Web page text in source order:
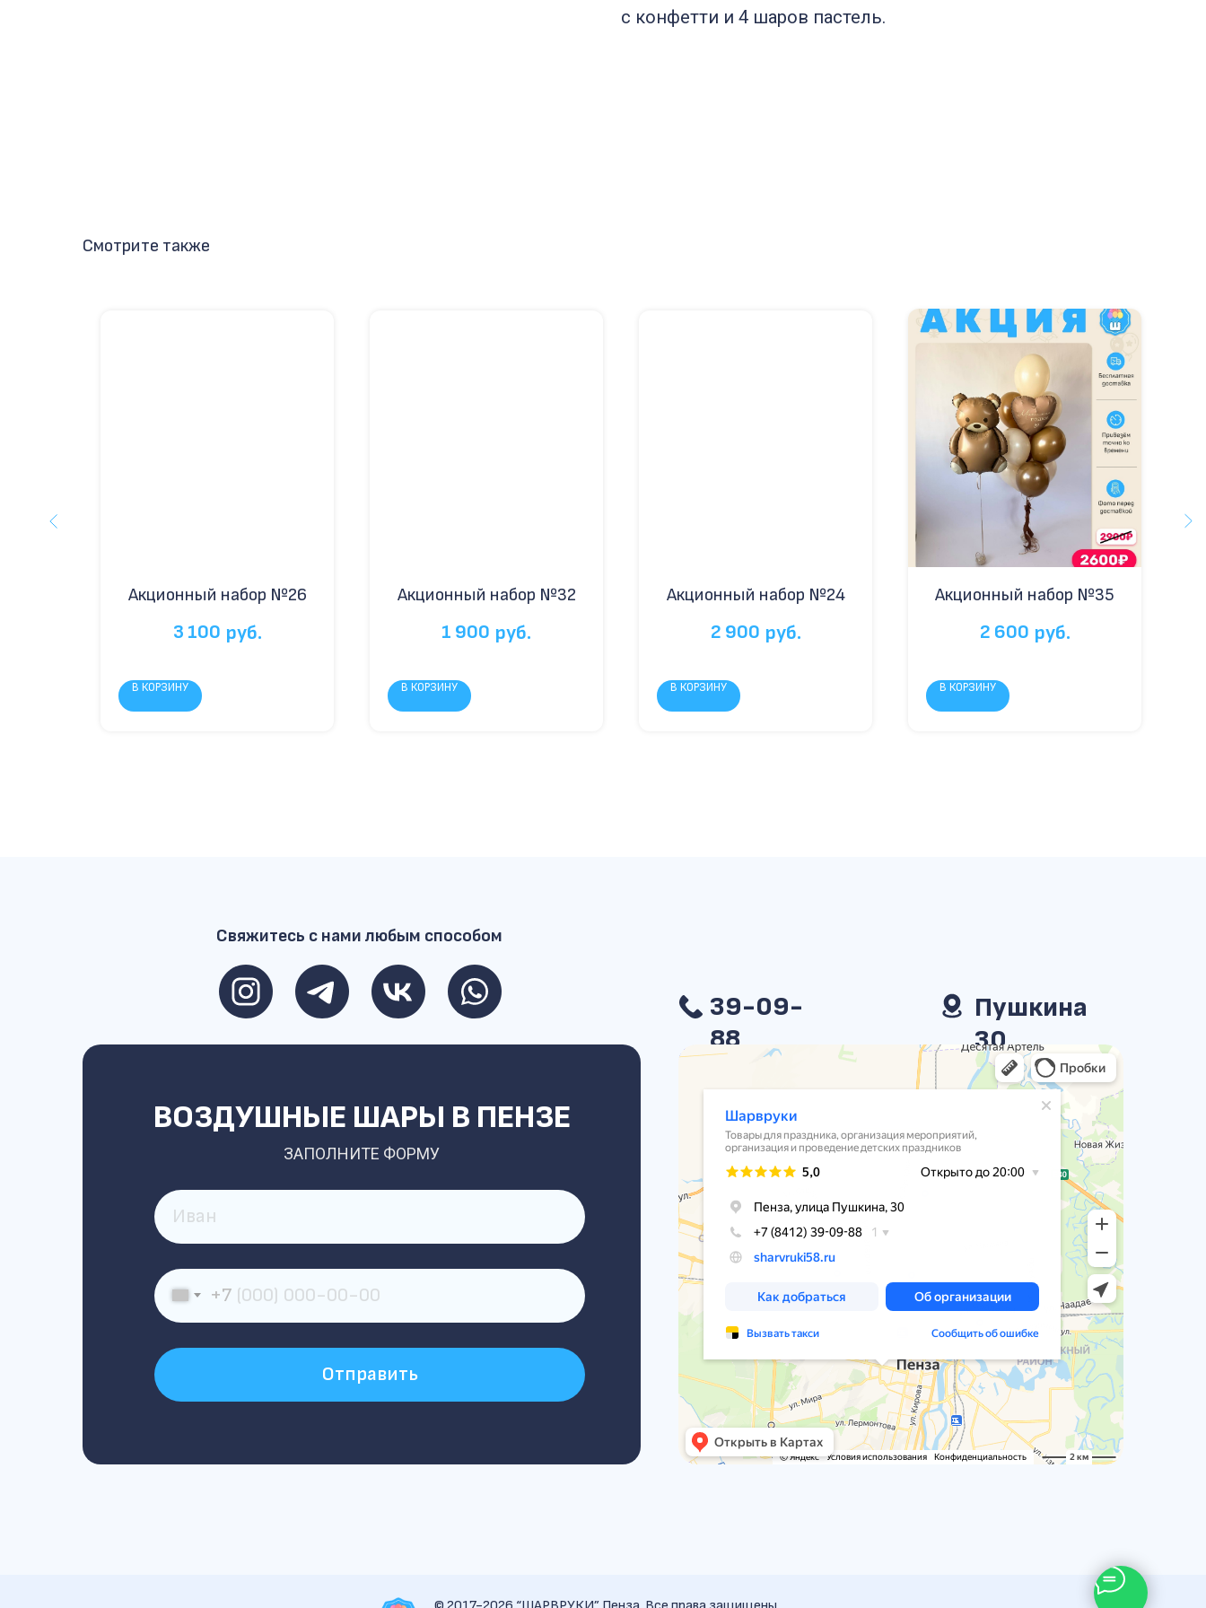
с конфетти и 4 шаров пастель.
Смотрите также
Акционный набор №26
3 100 руб.
В КОРЗИНУ
Акционный набор №32
1 900 руб.
В КОРЗИНУ
Акционный набор №24
2 900 руб.
В КОРЗИНУ
Акционный набор №35
2 600 руб.
В КОРЗИНУ
39-09-
88
Пушкина
30
ЗАПОЛНИТЕ ФОРМУ
ВОЗДУШНЫЕ ШАРЫ В ПЕНЗЕ
+7
Отправить
Свяжитесь с нами любым способом